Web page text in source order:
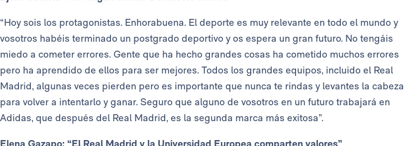
“Hoy sois los protagonistas. Enhorabuena. El deporte es muy relevante en todo el mundo y
vosotros habéis terminado un postgrado deportivo y os espera un gran futuro. No tengáis
miedo a cometer errores. Gente que ha hecho grandes cosas ha cometido muchos errores
pero ha aprendido de ellos para ser mejores. Todos los grandes equipos, incluido el Real
Madrid, algunas veces pierden pero es importante que nunca te rindas y levantes la cabeza
para volver a intentarlo y ganar. Seguro que alguno de vosotros en un futuro trabajará en
Adidas, que después del Real Madrid, es la segunda marca más exitosa”.
Elena Gazapo: “El Real Madrid y la Universidad Europea comparten valores”